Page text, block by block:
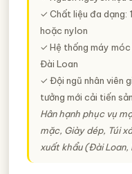
✓ Chất liệu đa dạng:
hoặc nylon
✓ Hệ thống máy móc
Đài Loan
✓ Đội ngũ nhân viên
tưởng mới cải tiến
Hân hạnh phục vụ
mặc, Giày dép, Túi
xuất khẩu (Đài Loan,